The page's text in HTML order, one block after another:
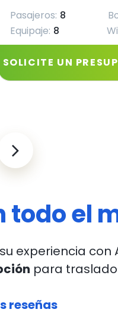
Pasajeros: 8
Equipaje: 8
SOLICITE UN
todo el
experiencia con
para
reseñas